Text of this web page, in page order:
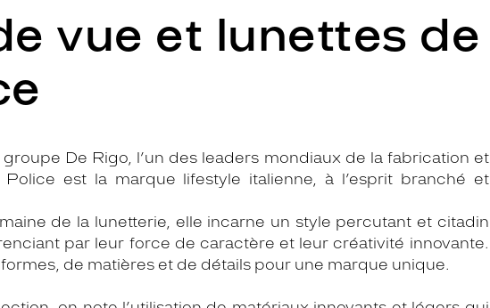
vue et lunettes de
De Rigo, l’un des leaders mondiaux de la fabrication et
est la marque lifestyle italienne, à l’esprit branché et
de la lunetterie, elle incarne un style percutant et citadin
par leur force de caractère et leur créativité innovante.
de matières et de détails pour une marque unique.